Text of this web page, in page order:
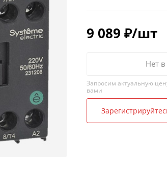
9 089 ₽/шт
Нет
Запросим актуальную
вами